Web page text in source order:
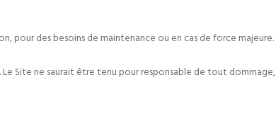
pour des besoins de maintenance ou en cas de force majeure.
Le Site ne saurait être tenu pour responsable de tout dommage,